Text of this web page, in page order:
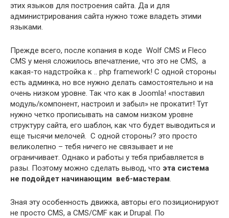
этих языков для построения сайта. Да и для
администрирования сайта нужно тоже владеть этими
языками.
Прежде всего, после копания в коде Wolf CMS и Fleco
CMS у меня сложилось впечатление, что это не CMS, а
какая-то надстройка к .. php framework! С одной стороны
есть админка, но все нужно делать самостоятельно и на
очень низком уровне. Так что как в Joomla! «поставил
модуль/компонент, настроил и забыл» не прокатит! Тут
нужно четко прописывать на самом низком уровне
структуру сайта, его шаблон, как что будет выводиться и
еще тысячи мелочей. С одной стороны? это просто
великолепно – тебя ничего не связывает и не
ограничивает. Однако и работы у тебя прибавляется в
разы. Поэтому можно сделать вывод, что эта система
не подойдет начинающим веб-мастерам.
Зная эту особенность движка, авторы его позиционируют
не просто CMS, а СMS/CMF как и Drupal. По